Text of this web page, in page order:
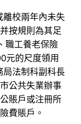
離校兩年內未失
按規則為其足
職工養老保險
元的尺度領用
局法制科副科長
公共失業辦事
賬戶或注冊所
費賬戶。